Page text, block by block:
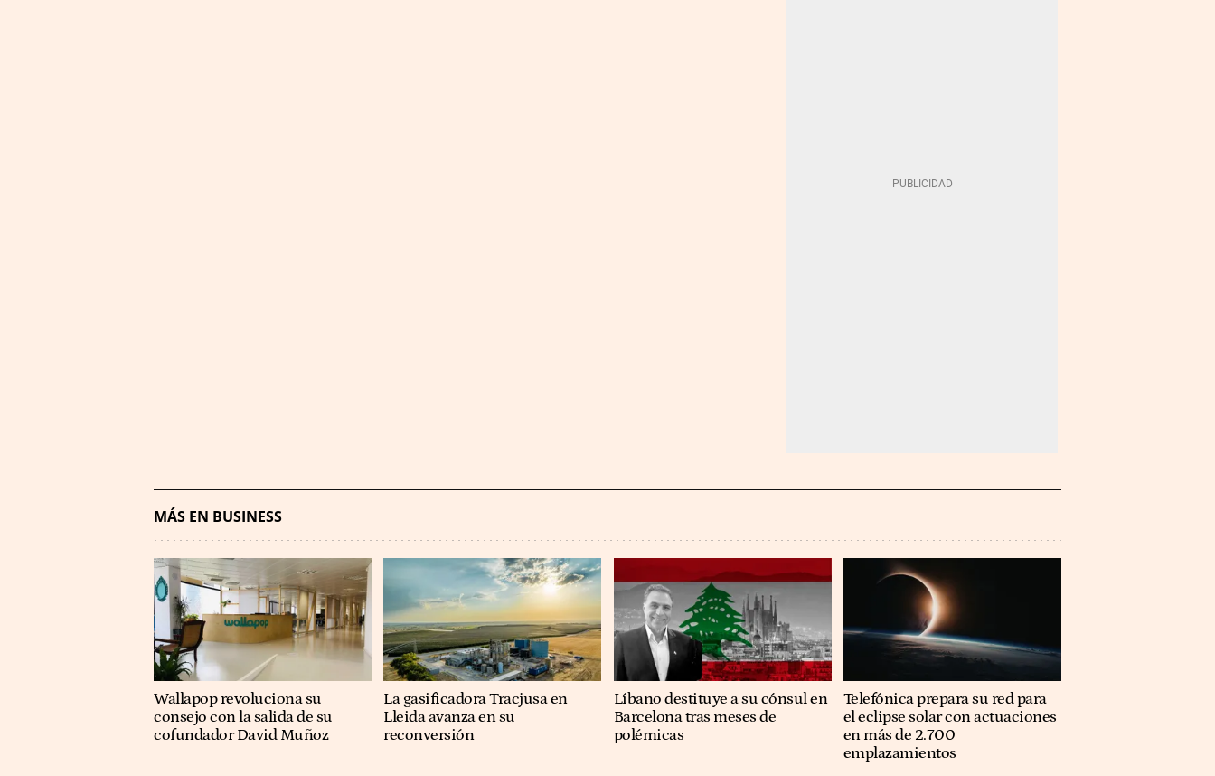
MÁS EN BUSINESS
Wallapop revoluciona su
consejo con la salida de su
cofundador David Muñoz
La gasificadora Tracjusa en
Lleida avanza en su
reconversión
Líbano destituye a su cónsul en
Barcelona tras meses de
polémicas
Telefónica prepara su red para
el eclipse solar con actuaciones
en más de 2.700
emplazamientos